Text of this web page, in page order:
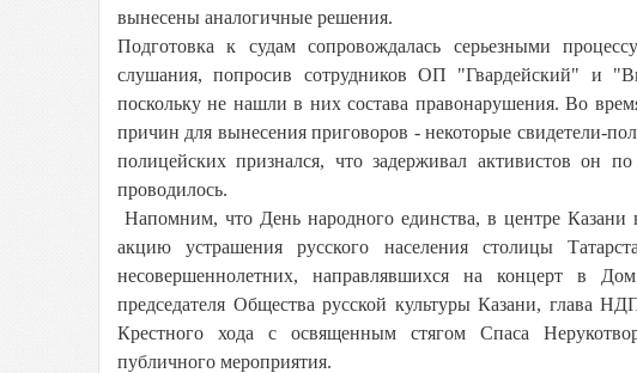
вынесены аналогичные решения.
Подготовка к судам сопровождалась серьезными
слушания, попросив сотрудников ОП "Гвардейский" и
поскольку не нашли в них состава правонарушения. Во
причин для вынесения приговоров - некоторые свидетели-
полицейских признался, что задерживал активистов он
проводилось.
Напомним, что День народного единства, в центре Казани
акцию устрашения русского населения столицы
несовершеннолетних, направлявшихся на концерт в
председателя Общества русской культуры Казани, глава
Крестного хода с освященным стягом Спаса
публичного мероприятия.